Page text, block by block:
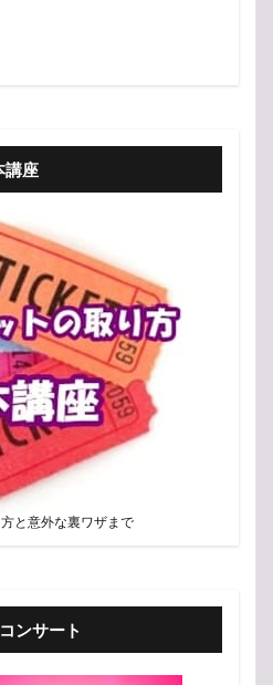
講座
と意外な裏ワザまで
ンサート